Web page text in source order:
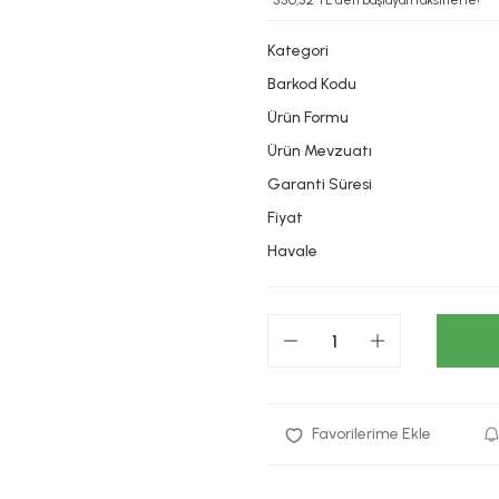
Kategori
Barkod Kodu
Ürün Formu
Ürün Mevzuatı
Garanti Süresi
Fiyat
Havale